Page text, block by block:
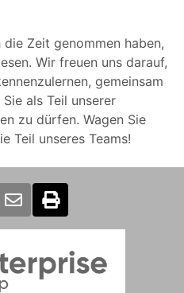
Zeit genommen haben,
Wir freuen uns darauf,
gemeinsam
als Teil unserer
zu dürfen. Wagen Sie
Teil unseres Teams!